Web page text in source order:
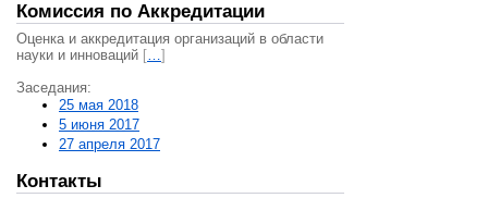
Комиссия по Аккредитации
Оценка и аккредитация организаций в области
науки и инноваций […]
Заседания:
25 мая 2018
5 июня 2017
27 апреля 2017
Контакты